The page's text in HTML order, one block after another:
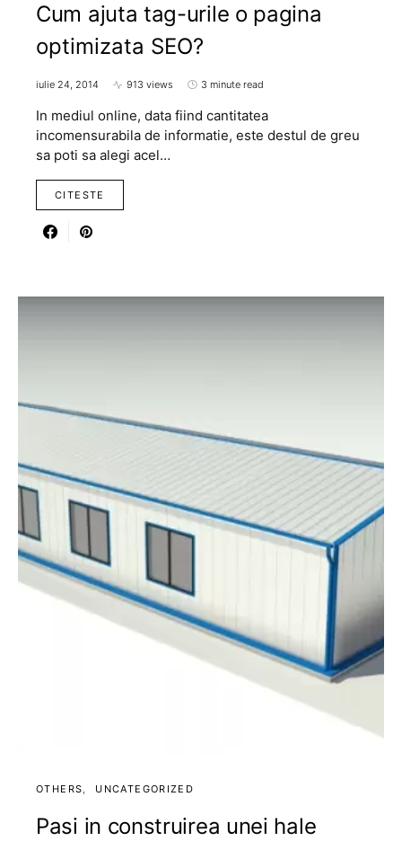
Cum ajuta tag-urile o pagina
optimizata SEO?
iulie 24, 2014 913 views 3 minute read
In mediul online, data fiind cantitatea
incomensurabila de informatie, este destul de greu
sa poti sa alegi acel…
CITESTE
OTHERS UNCATEGORIZED
Pasi in construirea unei hale